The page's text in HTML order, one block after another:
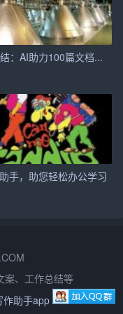
本培训的总体规
实施工作，确保培
教师按时参加培
的经济补贴。
训情况进行总结，
：AI助力100篇文档...
手，助您轻松办公学习
案、工作总结等
作助手app